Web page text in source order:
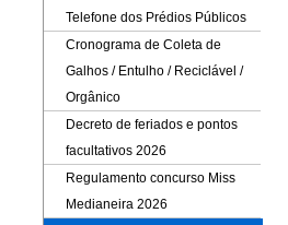
Telefone dos Prédios Públicos
Cronograma de Coleta de
Galhos / Entulho / Reciclável /
Orgânico
Decreto de feriados e pontos
facultativos 2026
Regulamento concurso Miss
Medianeira 2026